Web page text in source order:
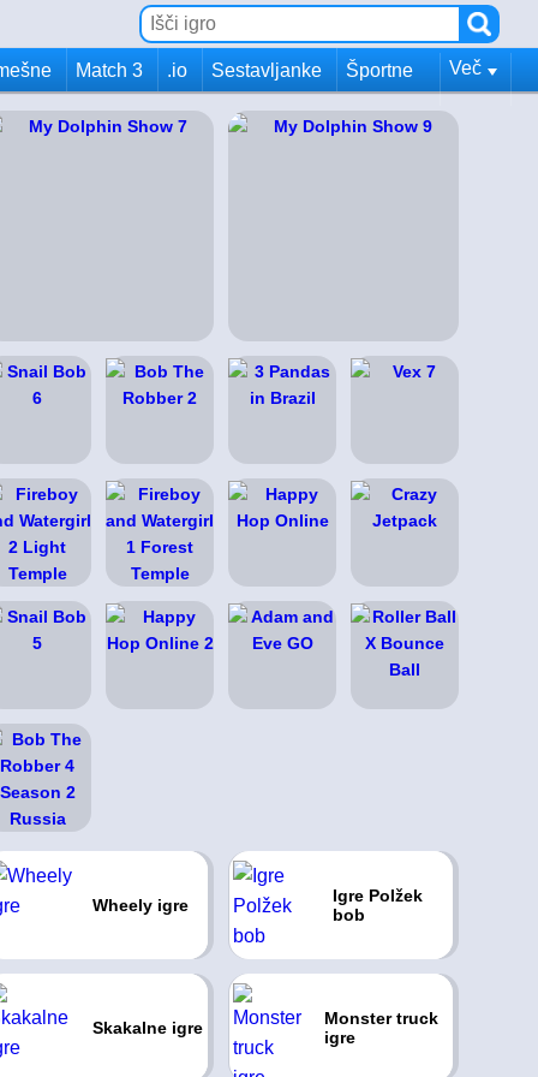
Match 3 .io Sestavljanke Športne Več
Wheely igre
Igre Polžek
bob
Skakalne igre
Monster truck
igre